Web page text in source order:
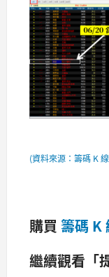
(資料來源：籌碼 K
購買 籌碼 K
繼續觀看「